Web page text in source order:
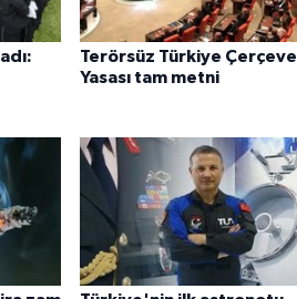
Terörsüz Türkiye Çerçeve
Yasası tam metni